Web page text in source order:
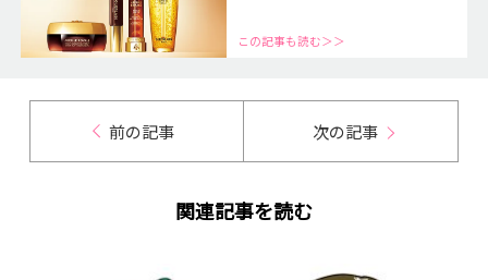
この記事も読む＞＞
前の記事 次の記事
関連記事を読む